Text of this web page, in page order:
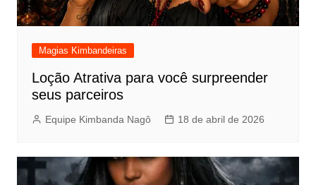
Magias Kimbandeiras
Loção Atrativa para você surpreender
seus parceiros
Equipe Kimbanda Nagô 18 de abril de 2026